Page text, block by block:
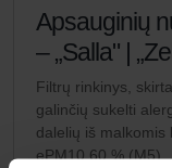
Apsauginių
– „Salla" |
Filtrų rinkinys,
galinčių sukelti
dalelių iš
ePM10 60 % (M5)